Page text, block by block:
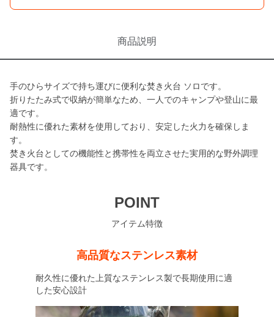
商品説明
手のひらサイズで持ち運びに便利な焚き火台 ソロです。
折りたたみ式で収納が簡単なため、一人でのキャンプや登山に最
適です。
耐熱性に優れた素材を使用しており、安定した火力を確保しま
す。
焚き火台としての機能性と携帯性を両立させた実用的な野外調理
器具です。
POINT
アイテム特徴
高品質なステンレス素材
耐久性に優れた上質なステンレス製で長期使用に適
した安心設計